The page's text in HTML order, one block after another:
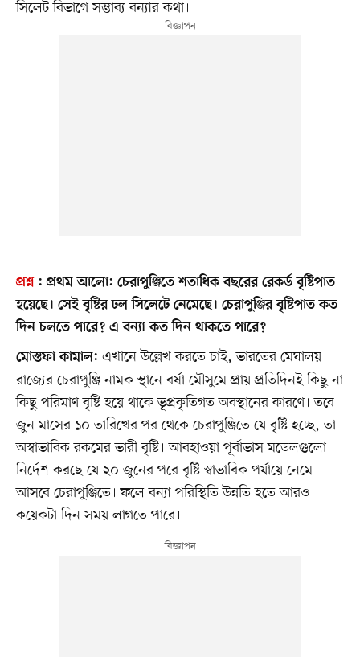
সিলেট বিভাগে সম্ভাব্য বন্যার কথা।
প্রশ্ন: প্রথম আলো: চেরাপুঞ্জিতে শতাধিক বছরের রেকর্ড বৃষ্টিপাত
হয়েছে। সেই বৃষ্টির ঢল সিলেটে নেমেছে। চেরাপুঞ্জির বৃষ্টিপাত কত
দিন চলতে পারে? এ বন্যা কত দিন থাকতে পারে?
মোস্তফা কামাল: এখানে উল্লেখ করতে চাই, ভারতের মেঘালয়
রাজ্যের চেরাপুঞ্জি নামক স্থানে বর্ষা মৌসুমে প্রায় প্রতিদিনই কিছু না
কিছু পরিমাণ বৃষ্টি হয়ে থাকে ভূপ্রকৃতিগত অবস্থানের কারণে। তবে
জুন মাসের ১০ তারিখের পর থেকে চেরাপুঞ্জিতে যে বৃষ্টি হচ্ছে, তা
অস্বাভাবিক রকমের ভারী বৃষ্টি। আবহাওয়া পূর্বাভাস মডেলগুলো
নির্দেশ করছে যে ২০ জুনের পরে বৃষ্টি স্বাভাবিক পর্যায়ে নেমে
আসবে চেরাপুঞ্জিতে। ফলে বন্যা পরিস্থিতি উন্নতি হতে আরও
কয়েকটা দিন সময় লাগতে পারে।